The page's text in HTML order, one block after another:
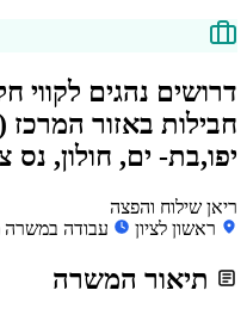
דרושים נהגים לקווי
חבילות באזור המרכז
יפו,בת- ים, חולון, נס
ריאן שילוח והפצה
ראשון לציון
עבודה
תיאור המשרה